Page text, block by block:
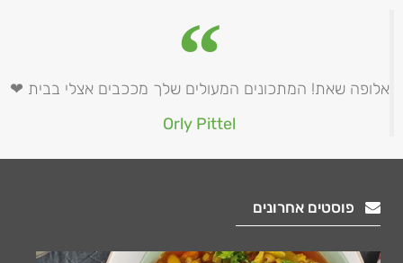
אלופה שאת! המתכונים המעולים שלך מככבים אצלי בבית ❤
Orly Pittel
פוסטים אחרונים